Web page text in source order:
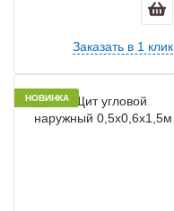
Заказать в 1 клик
НОВИНКА